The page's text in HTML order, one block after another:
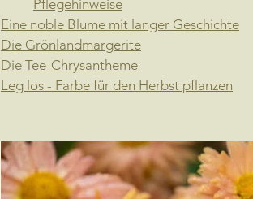
Pflegehinweise
Eine noble Blume mit langer Geschichte
Die Grönlandmargerite
Die Tee-Chrysantheme
Leg los - Farbe für den Herbst pflanzen